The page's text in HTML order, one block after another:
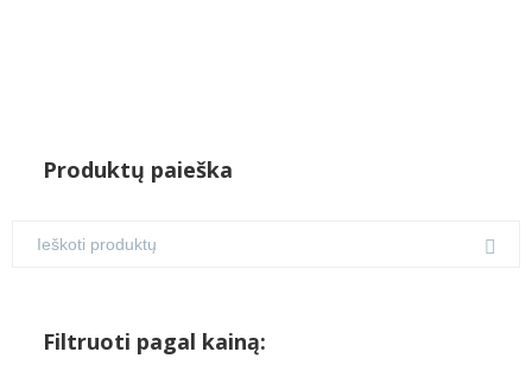
Produktų paieška
Filtruoti pagal kainą: